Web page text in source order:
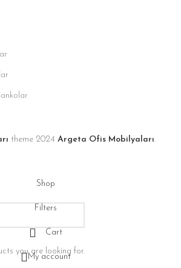
theme 2024 Argeta Ofis Mobilyaları.
you are looking for.
Shop
Filters
Cart
My account